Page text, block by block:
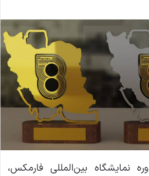
نمایشگاه بین‌المللی فارمکس،